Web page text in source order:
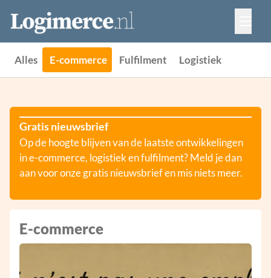
Vacatures
Events
Adverteren
Partners
Alles E-commerce Fulfilment Logistiek
Gratis nieuwsbrief
Op de hoogte blijven van de laatste ontwikkelingen
in e-commerce, logistiek en fulfilment? Meld je dan
aan voor onze gratis nieuwsbrief en mis niets meer.
E-commerce